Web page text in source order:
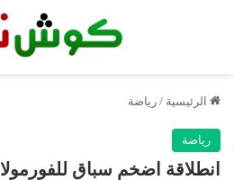
الرئيسية / رياضة
رياضة
انطلاقة اضخم سباق